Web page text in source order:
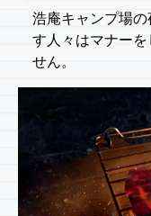
浩庵キャンプ場
す人々はマナー
せん。